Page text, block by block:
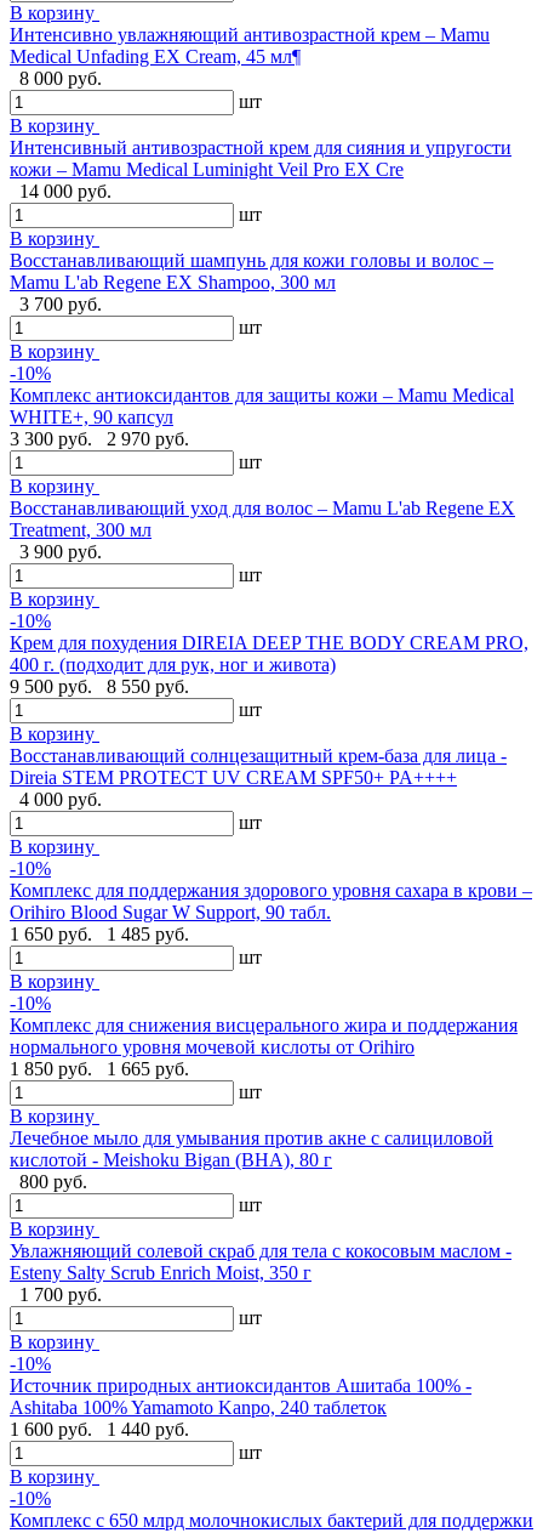
В корзину
Интенсивно увлажняющий антивозрастной крем – Mamu
Medical Unfading EX Cream, 45 мл¶
8 000 руб.
шт
В корзину
Интенсивный антивозрастной крем для сияния и упругости
кожи – Mamu Medical Luminight Veil Pro EX Cre
14 000 руб.
шт
В корзину
Восстанавливающий шампунь для кожи головы и волос –
Mamu L'ab Regene EX Shampoo, 300 мл
3 700 руб.
шт
В корзину
-10%
Комплекс антиоксидантов для защиты кожи – Mamu Medical
WHITE+, 90 капсул
3 300 руб.
2 970 руб.
шт
В корзину
Восстанавливающий уход для волос – Mamu L'ab Regene EX
Treatment, 300 мл
3 900 руб.
шт
В корзину
-10%
Крем для похудения DIREIA DEEP THE BODY CREAM PRO,
400 г. (подходит для рук, ног и живота)
9 500 руб.
8 550 руб.
шт
В корзину
Восстанавливающий солнцезащитный крем-база для лица -
Direia STEM PROTECT UV CREAM SPF50+ PA++++
4 000 руб.
шт
В корзину
-10%
Комплекс для поддержания здорового уровня сахара в крови –
Orihiro Blood Sugar W Support, 90 табл.
1 650 руб.
1 485 руб.
шт
В корзину
-10%
Комплекс для снижения висцерального жира и поддержания
нормального уровня мочевой кислоты от Orihiro
1 850 руб.
1 665 руб.
шт
В корзину
Лечебное мыло для умывания против акне с салициловой
кислотой - Meishoku Bigan (BHA), 80 г
800 руб.
шт
В корзину
Увлажняющий солевой скраб для тела с кокосовым маслом -
Esteny Salty Scrub Enrich Moist, 350 г
1 700 руб.
шт
В корзину
-10%
Источник природных антиоксидантов Ашитаба 100% -
Ashitaba 100% Yamamoto Kanpo, 240 таблеток
1 600 руб.
1 440 руб.
шт
В корзину
-10%
Комплекс с 650 млрд молочнокислых бактерий для поддержки